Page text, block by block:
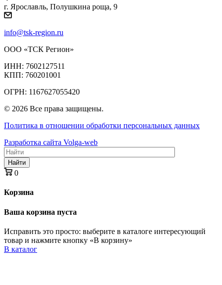
г. Ярославль, Полушкина роща, 9
info@tsk-region.ru
ООО «ТСК Регион»
ИНН: 7602127511
КПП: 760201001
ОГРН: 1167627055420
© 2026 Все права защищены.
Политика в отношении обработки персональных данных
Разработка сайта Volga-web
Найти
0
Корзина
Ваша корзина пуста
Исправить это просто: выберите в каталоге интересующий
товар и нажмите кнопку «В корзину»
В каталог